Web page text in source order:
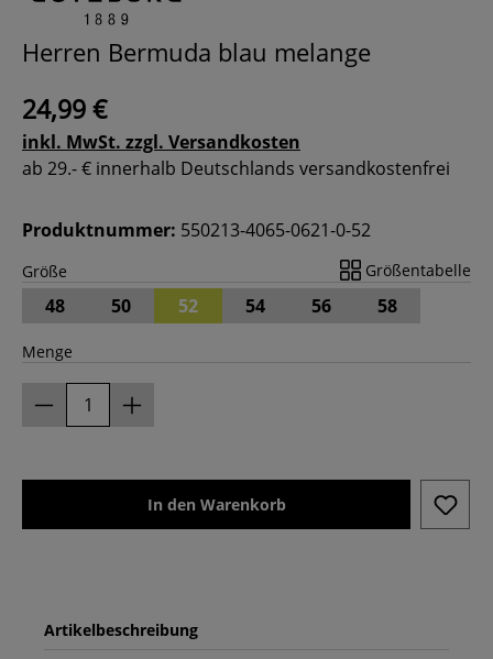
Herren Bermuda blau melange
24,99 €
inkl. MwSt. zzgl. Versandkosten
ab 29.- € innerhalb Deutschlands versandkostenfrei
Produktnummer: 550213-4065-0621-0-52
Größe Größentabelle
48 50 52 54 56 58
Menge
In den Warenkorb
Artikelbeschreibung